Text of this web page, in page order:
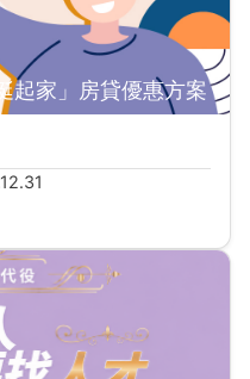
起家」房貸優惠方案